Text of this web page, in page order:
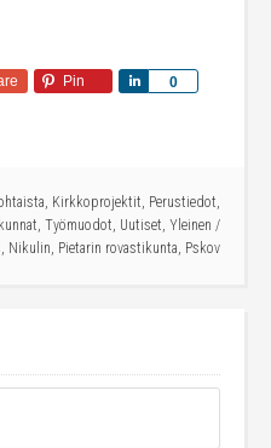
Pin 0
Share
, Kirkkoprojektit, Perustiedot,
, Työmuodot, Uutiset, Yleinen /
, Nikulin, Pietarin rovastikunta, Pskov